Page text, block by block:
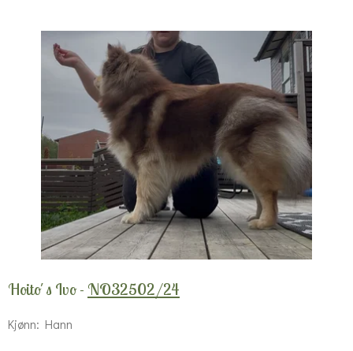
Hoito´s Ivo - NO32502/24
Kjønn: Hann